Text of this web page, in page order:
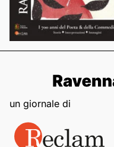
un giornale di